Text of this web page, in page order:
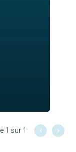
1 sur 1